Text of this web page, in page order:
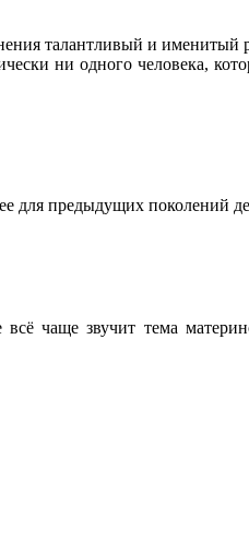
талантливый и именитый
ни одного человека,
для предыдущих
чаще звучит тема